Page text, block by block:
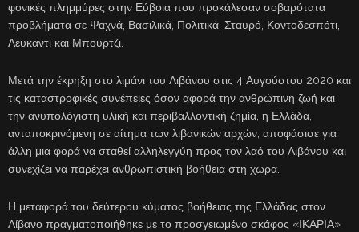
φονικές πλημμύρες στην Εύβοια που προκάλεσαν σοβαρότατα
προβλήματα σε Ψαχνά, Βασιλικά, Πολιτικά, Σταυρό, Κοντοδεσπότι,
Λευκαντί και Μπούρτζι.
Μετά την έκρηξη στο λιμάνι του Λιβάνου στις 4 Αυγούστου 2020 και
τις καταστροφικές συνέπειες όσον αφορά την ανθρώπινη ζωή και
την ανυπολόγιστη υλική και περιβαλλοντική ζημία, η Ελλάδα,
ανταποκρινόμενη σε αίτημα των λιβανικών αρχών, αποφάσισε για
άλλη μια φορά να σταθεί αλληλεγγύη προς τον λαό του Λιβάνου και
συνεχίζει να παρέχει ανθρωπιστική βοήθεια στη χώρα.
Η μεταφορά του δεύτερου κύματος βοήθειας της Ελλάδας στον
Λίβανο πραγματοποιήθηκε με το προσγειωμένο σκάφος «ΙΚΑΡΙΑ»